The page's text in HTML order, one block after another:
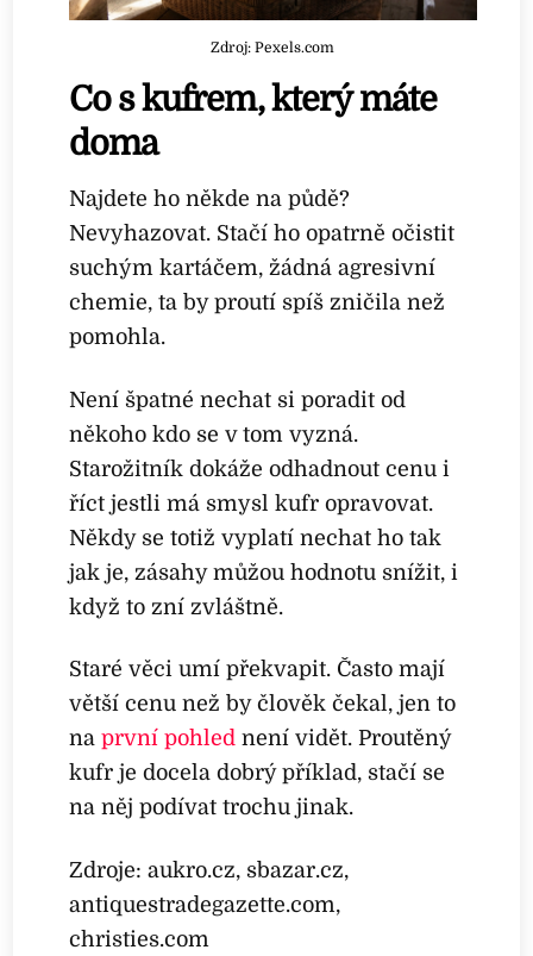
Zdroj: Pexels.com
Co s kufrem, který máte
doma
Najdete ho někde na půdě?
Nevyhazovat. Stačí ho opatrně očistit
suchým kartáčem, žádná agresivní
chemie, ta by proutí spíš zničila než
pomohla.
Není špatné nechat si poradit od
někoho kdo se v tom vyzná.
Starožitník dokáže odhadnout cenu i
říct jestli má smysl kufr opravovat.
Někdy se totiž vyplatí nechat ho tak
jak je, zásahy můžou hodnotu snížit, i
když to zní zvláštně.
Staré věci umí překvapit. Často mají
větší cenu než by člověk čekal, jen to
naprvní pohled není vidět. Proutěný
kufr je docela dobrý příklad, stačí se
na něj podívat trochu jinak.
Zdroje: aukro.cz, sbazar.cz,
antiquestradegazette.com,
christies.com